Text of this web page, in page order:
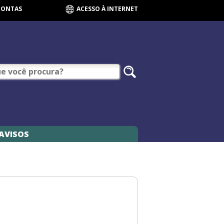
ACESSO À INTERNET